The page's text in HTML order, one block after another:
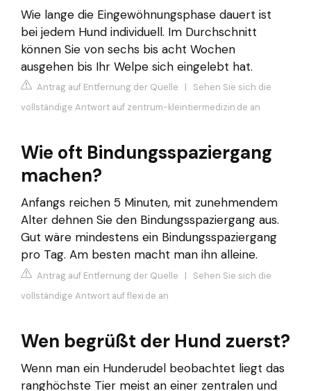
Wie lange die Eingewöhnungsphase dauert ist
bei jedem Hund individuell. Im Durchschnitt
können Sie von sechs bis acht Wochen
ausgehen bis Ihr Welpe sich eingelebt hat.
Antrag auf Entfernung der Quelle | Sehen Sie sich die
vollständige Antwort auf zentrum-kleintiermedizin.de an
Wie oft Bindungsspaziergang
machen?
Anfangs reichen 5 Minuten, mit zunehmendem
Alter dehnen Sie den Bindungsspaziergang aus.
Gut wäre mindestens ein Bindungsspaziergang
pro Tag. Am besten macht man ihn alleine.
Antrag auf Entfernung der Quelle | Sehen Sie sich die
vollständige Antwort auf flexi.de an
Wen begrüßt der Hund zuerst?
Wenn man ein Hunderudel beobachtet liegt das
ranghöchste Tier meist an einer zentralen und